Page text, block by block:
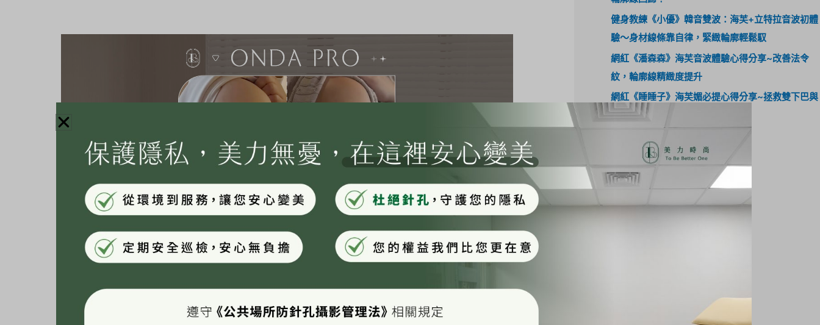
健身教練《小優》韓音雙波：海芙+立特拉音波初體
驗～身材線條靠自律，緊緻輪廓輕鬆馭
網紅《潘森森》海芙音波體驗心得分享~改善法令
紋，輪廓線精緻度提升
網紅《睡睡子》海芙媚必提心得分享~拯救雙下巴與
眼周下垂，打造緊緻輪廓線！